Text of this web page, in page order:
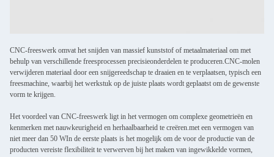
CNC-freeswerk omvat het snijden van massief kunststof of metaalmateriaal om met
behulp van verschillende freesprocessen precisieonderdelen te produceren.CNC-molen
verwijderen materiaal door een snijgereedschap te draaien en te verplaatsen, typisch een
freesmachine, waarbij het werkstuk op de juiste plaats wordt geplaatst om de gewenste
vorm te krijgen.
Het voordeel van CNC-freeswerk ligt in het vermogen om complexe geometrieën en
kenmerken met nauwkeurigheid en herhaalbaarheid te creëren.met een vermogen van
niet meer dan 50 WIn de eerste plaats is het mogelijk om de voor de productie van de
producten vereiste flexibiliteit te verwerven bij het maken van ingewikkelde vormen,